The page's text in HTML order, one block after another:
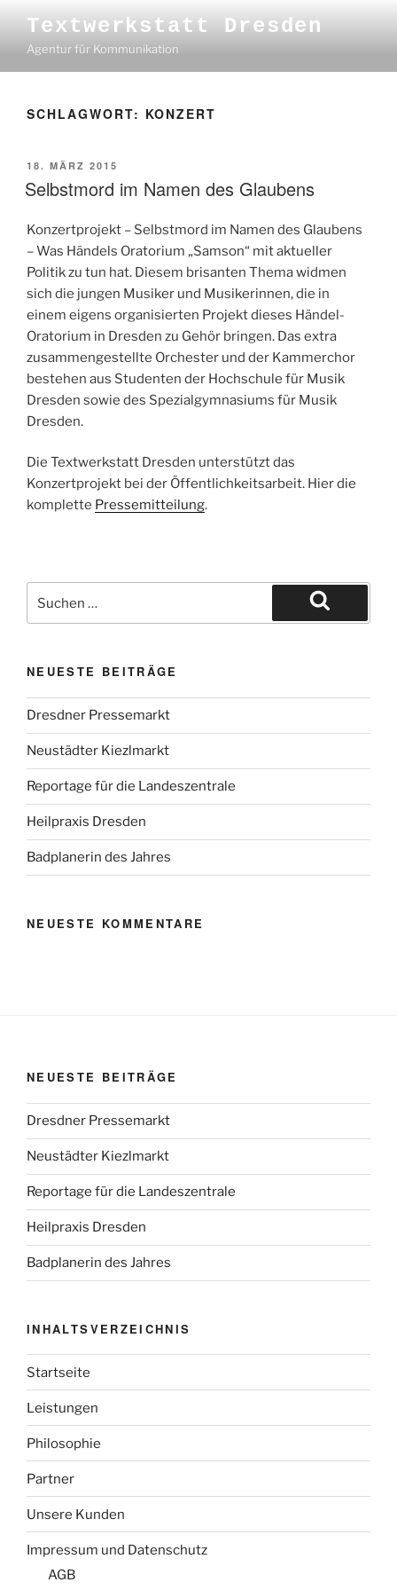
Inhalt
springen
Textwerkstatt Dresden
Agentur für Kommunikation
SCHLAGWORT: KONZERT
VERÖFFENTLICHT
AM
18. MÄRZ 2015
Selbstmord im Namen des Glaubens
Konzertprojekt – Selbstmord im Namen des Glaubens
– Was Händels Oratorium „Samson“ mit aktueller
Politik zu tun hat. Diesem brisanten Thema widmen
sich die jungen Musiker und Musikerinnen, die in
einem eigens organisierten Projekt dieses Händel-
Oratorium in Dresden zu Gehör bringen. Das extra
zusammengestellte Orchester und der Kammerchor
bestehen aus Studenten der Hochschule für Musik
Dresden sowie des Spezialgymnasiums für Musik
Dresden.
Die Textwerkstatt Dresden unterstützt das
Konzertprojekt bei der Öffentlichkeitsarbeit. Hier die
komplette Pressemitteilung.
nach:
Suchen
NEUESTE BEITRÄGE
Dresdner Pressemarkt
Neustädter Kiezlmarkt
Reportage für die Landeszentrale
Heilpraxis Dresden
Badplanerin des Jahres
NEUESTE KOMMENTARE
NEUESTE BEITRÄGE
Dresdner Pressemarkt
Neustädter Kiezlmarkt
Reportage für die Landeszentrale
Heilpraxis Dresden
Badplanerin des Jahres
INHALTSVERZEICHNIS
Startseite
Leistungen
Philosophie
Partner
Unsere Kunden
Impressum und Datenschutz
AGB